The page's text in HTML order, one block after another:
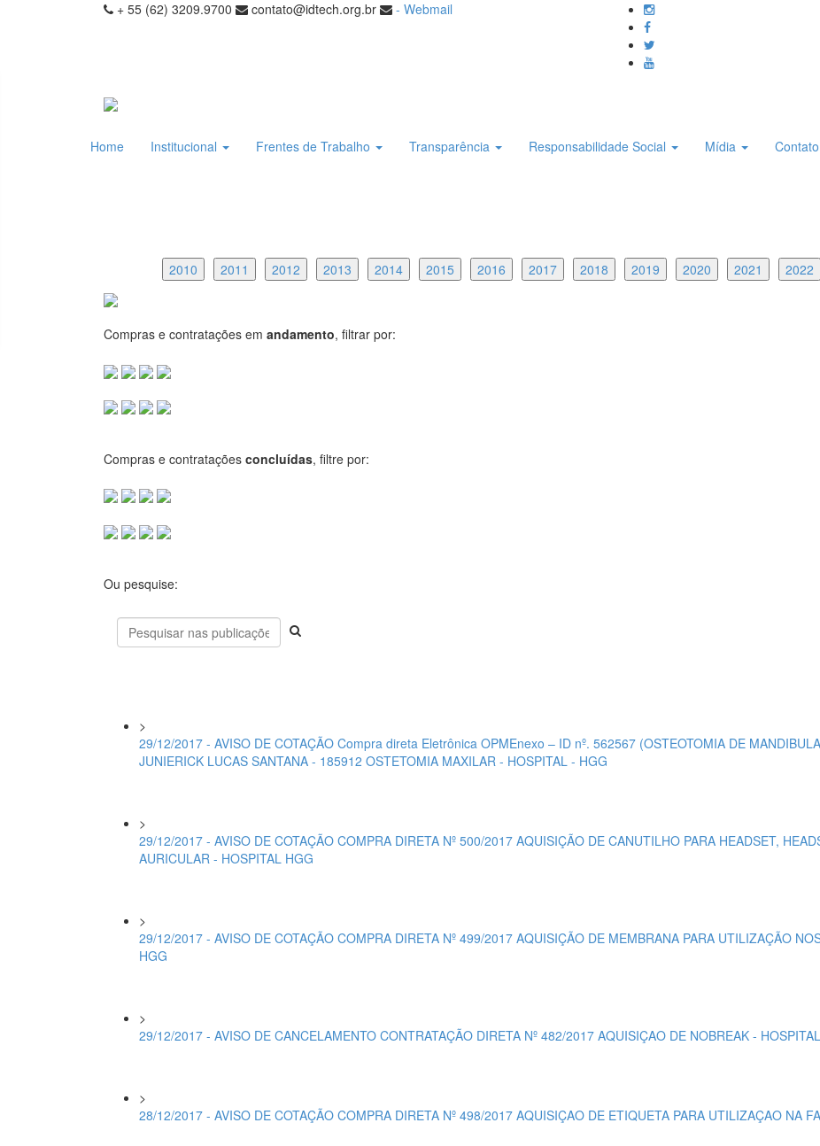
+ 55 (62) 3209.9700 contato@idtech.org.br - Webmail
Home Institucional Frentes de Trabalho Transparência Responsabilidade Social Mídia Contato
2010
2011 2012 2013 2014 2015 2016 2017 2018 2019 2020 2021 2022
Compras e contratações em andamento, filtrar por:
Compras e contratações concluídas, filtre por:
Ou pesquise:
>
29/12/2017 - AVISO DE COTAÇÃO Compra direta Eletrônica OPMEnexo – ID nº. 562567 (OSTEOTOMIA DE
JUNIERICK LUCAS SANTANA - 185912 OSTETOMIA MAXILAR - HOSPITAL - HGG
>
29/12/2017 - AVISO DE COTAÇÃO COMPRA DIRETA Nº 500/2017 AQUISIÇÃO DE CANUTILHO PARA HEADSET,
AURICULAR - HOSPITAL HGG
>
29/12/2017 - AVISO DE COTAÇÃO COMPRA DIRETA Nº 499/2017 AQUISIÇÃO DE MEMBRANA PARA UTILIZAÇÃO
HGG
>
29/12/2017 - AVISO DE CANCELAMENTO CONTRATAÇÃO DIRETA Nº 482/2017 AQUISIÇAO DE NOBREAK -
>
28/12/2017 - AVISO DE COTAÇÃO COMPRA DIRETA Nº 498/2017 AQUISIÇAO DE ETIQUETA PARA UTILIZAÇAO NA